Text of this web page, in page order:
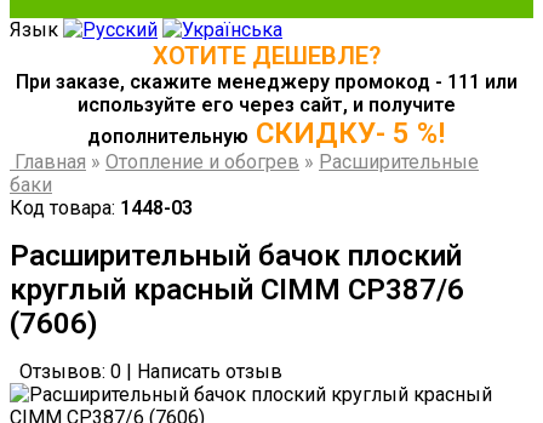
Язык
ХОТИТЕ ДЕШЕВЛЕ?
При заказе, скажите менеджеру промокод - 111 или
используйте его через сайт, и получите
дополнительную СКИДКУ- 5 %!
Главная » Отопление и обогрев » Расширительные
баки
Код товара: 1448-03
Расширительный бачок плоский
круглый красный CIMM CP387/6
(7606)
Отзывов: 0 Написать отзыв